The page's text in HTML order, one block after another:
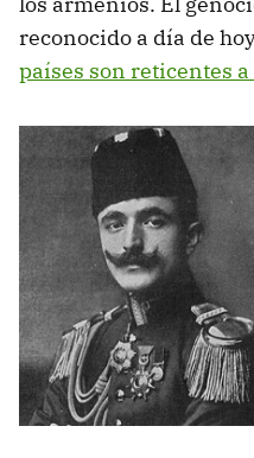
reconocido a día de
países son reticentes